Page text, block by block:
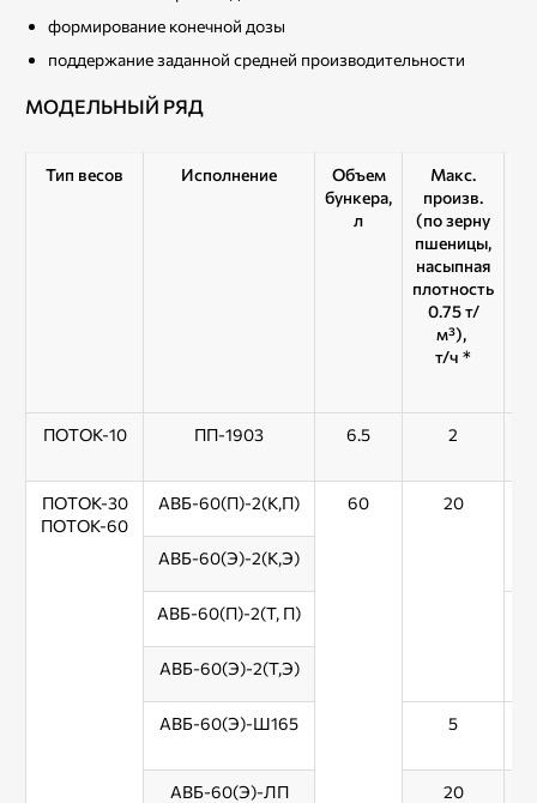
формирование конечной дозы
поддержание заданной средней производительности
МОДЕЛЬНЫЙ РЯД
Тип весов Исполнение
Объем
бункера,
л
Макс.
произв.
(по зерну
пшеницы,
насыпная
плотность
0.75 т/
м³),
т/ч *
ПОТОК-10 ПП-1903 6.5 2
ПОТОК-30
ПОТОК-60
АВБ-60(П)-2(К,П) 60 20
АВБ-60(Э)-2(К,Э)
АВБ-60(П)-2(Т, П)
АВБ-60(Э)-2(Т,Э)
АВБ-60(Э)-Ш165 5
АВБ-60(Э)-ЛП 20